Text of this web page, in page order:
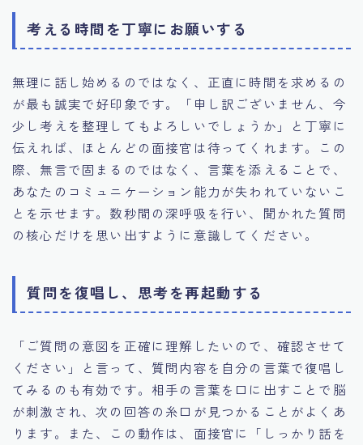
考える時間を丁寧にお願いする
無理に話し始めるのではなく、正直に時間を求めるの
が最も誠実で好印象です。「申し訳ございません、今
少し考えを整理してもよろしいでしょうか」と丁寧に
伝えれば、ほとんどの面接官は待ってくれます。この
際、無言で固まるのではなく、言葉を添えることで、
あなたのコミュニケーション能力が失われていないこ
とを示せます。数秒間の深呼吸を行い、聞かれた質問
の核心だけを思い出すように意識してください。
質問を復唱し、思考を再起動する
「ご質問の意図を正確に理解したいので、確認させて
ください」と言って、質問内容を自分の言葉で復唱し
てみるのも有効です。相手の言葉を口に出すことで脳
が刺激され、次の回答の糸口が見つかることがよくあ
ります。また、この動作は、面接官に「しっかり話を